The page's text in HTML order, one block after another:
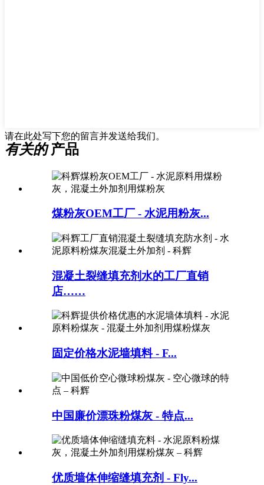
请在此处写下您的留言并发送给我们。
有关的产品
煤粉灰OEM工厂 - 水泥用粉灰...
混凝土裂缝填充剂水的工厂直销
店……
固定价格水泥墙填料 - F...
中国廉价漂珠粉煤灰 - 特点...
优质墙体伸缩缝填充剂 - Fly...